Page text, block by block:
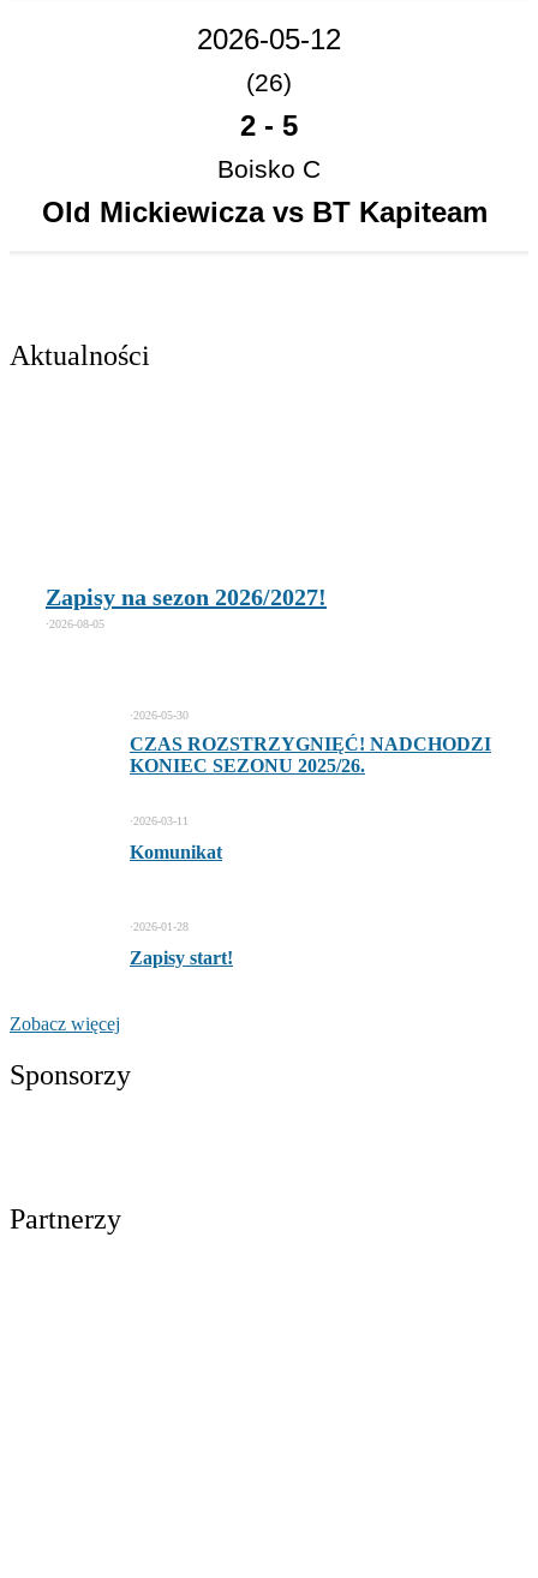
2026-05-12
(26)
2 - 5
Boisko C
Old Mickiewicza vs BT Kapiteam
Aktualności
Zapisy na sezon 2026/2027!
⋅2026-08-05
CZAS ROZSTRZYGNIĘĆ! NADCHODZI
KONIEC SEZONU 2025/26.
⋅2026-05-30
Komunikat
⋅2026-03-11
Zapisy start!
⋅2026-01-28
Zobacz więcej
Sponsorzy
Partnerzy